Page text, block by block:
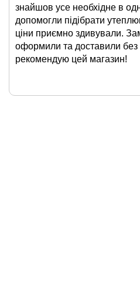
знайшов усе необхідне в
допомогли підібрати
ціни приємно здивували.
оформили та доставили
рекомендую цей магазин!